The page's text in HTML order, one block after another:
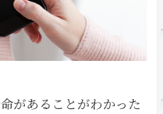
があることがわかった